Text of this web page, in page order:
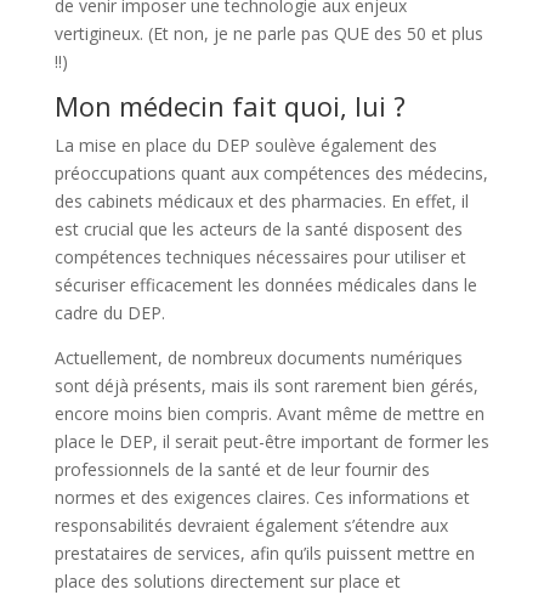
de venir imposer une technologie aux enjeux
vertigineux. (Et non, je ne parle pas QUE des 50 et plus
!!)
Mon médecin fait quoi, lui ?
La mise en place du DEP soulève également des
préoccupations quant aux compétences des médecins,
des cabinets médicaux et des pharmacies. En effet, il
est crucial que les acteurs de la santé disposent des
compétences techniques nécessaires pour utiliser et
sécuriser efficacement les données médicales dans le
cadre du DEP.
Actuellement, de nombreux documents numériques
sont déjà présents, mais ils sont rarement bien gérés,
encore moins bien compris. Avant même de mettre en
place le DEP, il serait peut-être important de former les
professionnels de la santé et de leur fournir des
normes et des exigences claires. Ces informations et
responsabilités devraient également s’étendre aux
prestataires de services, afin qu’ils puissent mettre en
place des solutions directement sur place et